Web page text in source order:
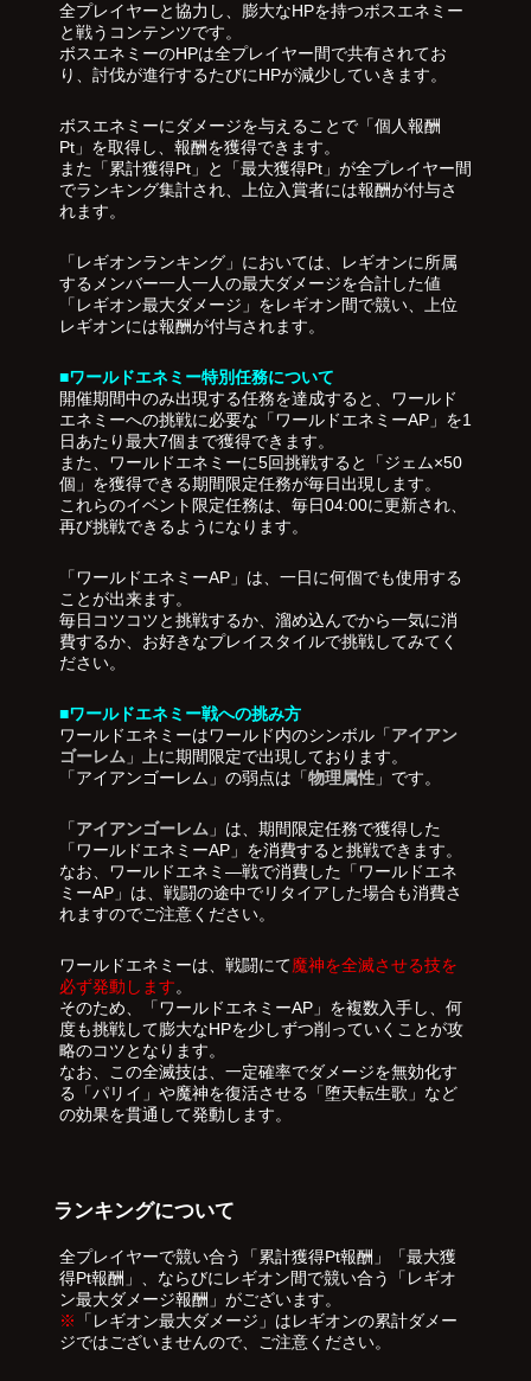
全プレイヤーと協力し、膨大なHPを持つボスエネミー
と戦うコンテンツです。
ボスエネミーのHPは全プレイヤー間で共有されてお
り、討伐が進行するたびにHPが減少していきます。
ボスエネミーにダメージを与えることで「個人報酬
Pt」を取得し、報酬を獲得できます。
また「累計獲得Pt」と「最大獲得Pt」が全プレイヤー間
でランキング集計され、上位入賞者には報酬が付与さ
れます。
「レギオンランキング」においては、レギオンに所属
するメンバー一人一人の最大ダメージを合計した値
「レギオン最大ダメージ」をレギオン間で競い、上位
レギオンには報酬が付与されます。
■ワールドエネミー特別任務について
開催期間中のみ出現する任務を達成すると、ワールド
エネミーへの挑戦に必要な「ワールドエネミーAP」を1
日あたり最大7個まで獲得できます。
また、ワールドエネミーに5回挑戦すると「ジェム×50
個」を獲得できる期間限定任務が毎日出現します。
これらのイベント限定任務は、毎日04:00に更新され、
再び挑戦できるようになります。
「ワールドエネミーAP」は、一日に何個でも使用する
ことが出来ます。
毎日コツコツと挑戦するか、溜め込んでから一気に消
費するか、お好きなプレイスタイルで挑戦してみてく
ださい。
■ワールドエネミー戦への挑み方
ワールドエネミーはワールド内のシンボル「アイアン
ゴーレム」上に期間限定で出現しております。
「アイアンゴーレム」の弱点は「物理属性」です。
「アイアンゴーレム」は、期間限定任務で獲得した
「ワールドエネミーAP」を消費すると挑戦できます。
なお、ワールドエネミ―戦で消費した「ワールドエネ
ミーAP」は、戦闘の途中でリタイアした場合も消費さ
れますのでご注意ください。
ワールドエネミーは、戦闘にて魔神を全滅させる技を
必ず発動します。
そのため、「ワールドエネミーAP」を複数入手し、何
度も挑戦して膨大なHPを少しずつ削っていくことが攻
略のコツとなります。
なお、この全滅技は、一定確率でダメージを無効化す
る「パリイ」や魔神を復活させる「堕天転生歌」など
の効果を貫通して発動します。
ランキングについて
全プレイヤーで競い合う「累計獲得Pt報酬」「最大獲
得Pt報酬」、ならびにレギオン間で競い合う「レギオ
ン最大ダメージ報酬」がございます。
※
「レギオン最大ダメージ」はレギオンの累計ダメー
ジではございませんので、ご注意ください。